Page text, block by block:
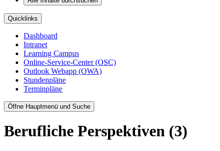
Quicklinks
Dashboard
Intranet
Learning Campus
Online-Service-Center (OSC)
Outlook Webapp (OWA)
Stundenpläne
Terminpläne
Öffne Hauptmenü und Suche
Berufliche Perspektiven (3)